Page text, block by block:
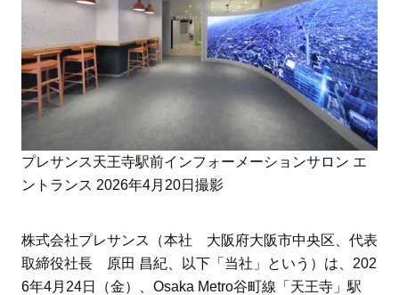
プレサンス天王寺駅前インフォーメーションサロン エ
ントランス 2026年4月20日撮影
株式会社プレサンス（本社 大阪府大阪市中央区、代表
取締役社長 原田 昌紀、以下「当社」という）は、202
6年4月24日（金）、Osaka Metro谷町線「天王寺」駅